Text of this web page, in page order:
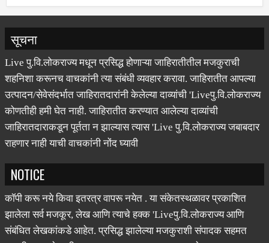
सूचना
Live पु.वि.लोकराज्य मधून प्रसिद्ध होणाऱ्या जाहिरातीतील मजकुराची
शहनिशा करूनच वाचकांनी त्या संबंधी व्यवहार करावा. जाहिरातीत आपल्या
उत्पादन/सेवेसंदर्भात जाहिरातदारांनी केलेल्या दाव्यांची 'Liveपु.वि.लोकराज्य
कोणतीही हमी घेत नाही. जाहिरातीत करण्यात आलेल्या दाव्यांची
जाहिरातदाराकडून पूर्तता न झाल्यास त्यास 'Live पु.वि.लोकराज्य जबाबदार
राहणार नाही याची वाचकांनी नोंद घ्यावी
NOTICE
कॉपी करू नये किवा इतरत्र वापरू नयेत . या संकेतस्थळावर प्रकाशित
झालेला सर्व मजकूर, लेख आणि त्याचे हक्क 'Liveपु.वि.लोकराज्य आणि
संबंधित लेखकांकडे आहेत. प्रसिद्ध झालेल्या मजकुराशी संपादक सहमत